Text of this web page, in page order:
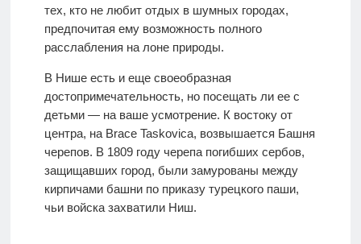
тех, кто не любит отдых в шумных городах,
предпочитая ему возможность полного
расслабления на лоне природы.
В Нише есть и еще своеобразная
достопримечательность, но посещать ли ее с
детьми — на ваше усмотрение. К востоку от
центра, на Brace Taskovica, возвышается Башня
черепов. В 1809 году черепа погибших сербов,
защищавших город, были замурованы между
кирпичами башни по приказу турецкого паши,
чьи войска захватили Ниш.